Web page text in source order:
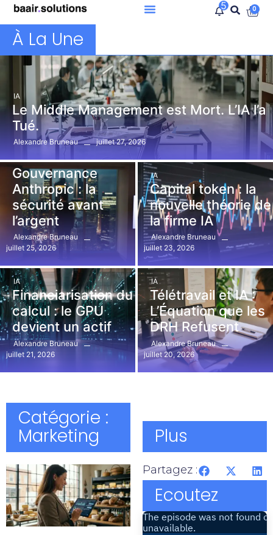
5 0
À La Une
IA
Le Middle Management est Mort. L’IA l’a
Tué.
Alexandre Bruneau
juillet 27, 2026
IA
Gouvernance
Anthropic : la
sécurité avant
l’argent
Alexandre Bruneau
juillet 25, 2026
IA
Capital token : la
nouvelle théorie de
la firme IA
Alexandre Bruneau
juillet 23, 2026
IA
Financiarisation du
calcul : le GPU
devient un actif
Alexandre Bruneau
juillet 21, 2026
IA
Télétravail et IA :
L’Équation que les
DRH Refusent
Alexandre Bruneau
juillet 20, 2026
Catégorie :
Marketing Plus
Partagez :
Ecoutez